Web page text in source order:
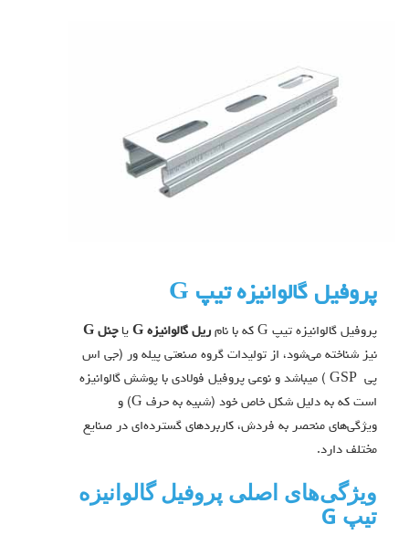
پروفیل گالوانیزه تیپ G
پروفیل گالوانیزه تیپ G که با نام ریل گالوانیزه G یاچنل G
نیز شناخته می‌شود، از تولیدات گروه صنعتی پیله ور (جی اس
پی GSP ) میباشد و نوعی پروفیل فولادی با پوشش گالوانیزه
است که به دلیل شکل خاص خود (شبیه به حرف G) و
ویژگی‌های منحصر به فردش، کاربردهای گسترده‌ای در صنایع
مختلف دارد.
ویژگی‌های اصلی پروفیل گالوانیزه
تیپ G